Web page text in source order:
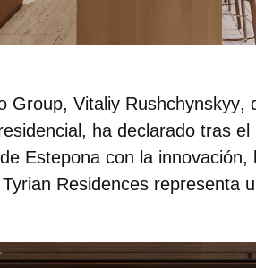
Group, Vitaliy Rushchynskyy,
ha declarado tras
Estepona con la
Residences representa